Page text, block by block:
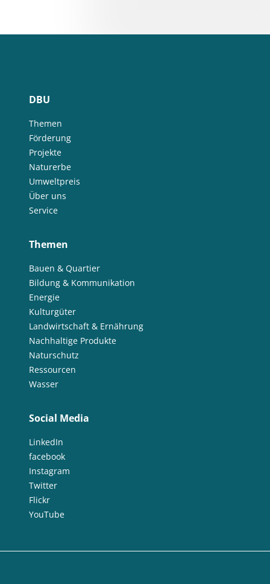
DBU
Themen
Förderung
Projekte
Naturerbe
Umweltpreis
Über uns
Service
Themen
Bauen & Quartier
Bildung & Kommunikation
Energie
Kulturgüter
Landwirtschaft & Ernährung
Nachhaltige Produkte
Naturschutz
Ressourcen
Wasser
Social Media
LinkedIn
facebook
Instagram
Twitter
Flickr
YouTube